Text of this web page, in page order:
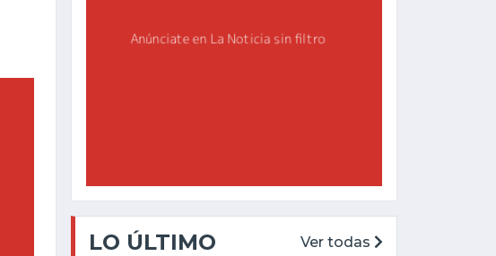
LO ÚLTIMO Ver todas